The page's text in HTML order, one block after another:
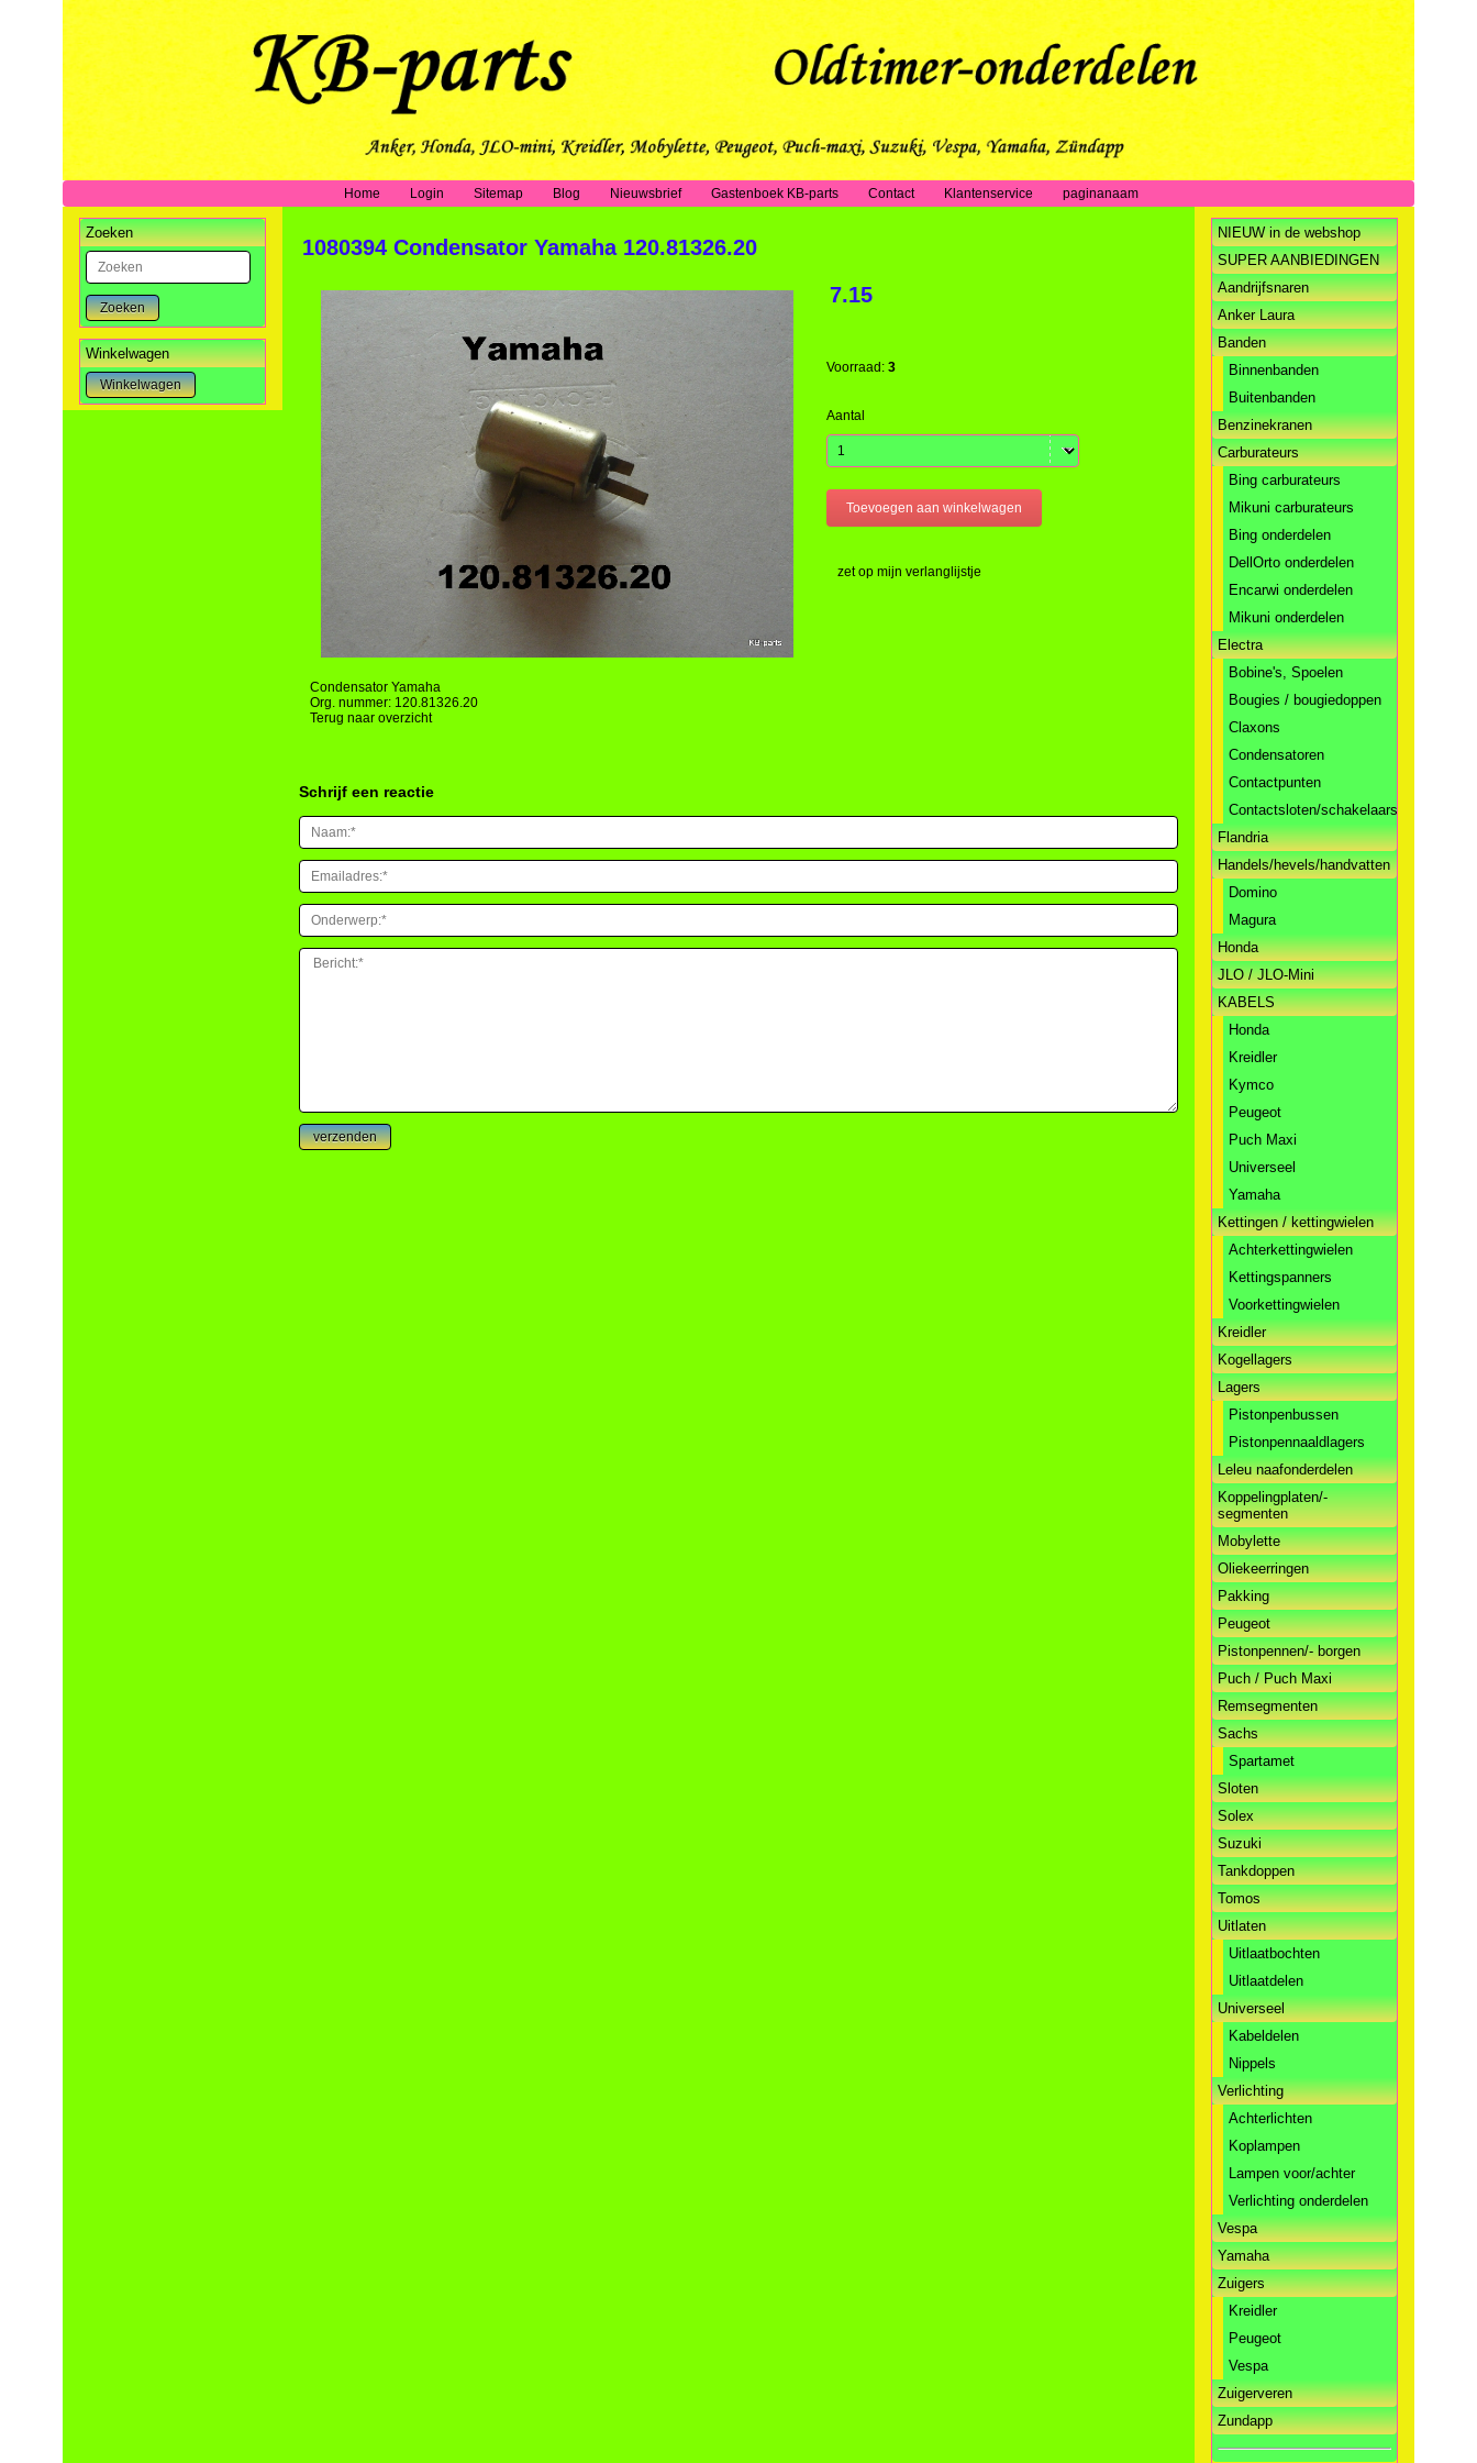
Home Login Sitemap Blog Nieuwsbrief Gastenboek KB-parts Contact Klantenservice paginanaam
Zoeken
Zoeken
Winkelwagen
1080394 Condensator Yamaha 120.81326.20
7.15
Voorraad: 3
Aantal
zet op mijn verlanglijstje
Condensator Yamaha
Org. nummer: 120.81326.20
Terug naar overzicht
Schrijf een reactie
NIEUW in de webshop
SUPER AANBIEDINGEN
Aandrijfsnaren
Anker Laura
Banden
Binnenbanden
Buitenbanden
Benzinekranen
Carburateurs
Bing carburateurs
Mikuni carburateurs
Bing onderdelen
DellOrto onderdelen
Encarwi onderdelen
Mikuni onderdelen
Electra
Bobine's, Spoelen
Bougies / bougiedoppen
Claxons
Condensatoren
Contactpunten
Contactsloten/schakelaars
Flandria
Handels/hevels/handvatten
Domino
Magura
Honda
JLO / JLO-Mini
KABELS
Honda
Kreidler
Kymco
Peugeot
Puch Maxi
Universeel
Yamaha
Kettingen / kettingwielen
Achterkettingwielen
Kettingspanners
Voorkettingwielen
Kreidler
Kogellagers
Lagers
Pistonpenbussen
Pistonpennaaldlagers
Leleu naafonderdelen
Koppelingplaten/-
segmenten
Mobylette
Oliekeerringen
Pakking
Peugeot
Pistonpennen/- borgen
Puch / Puch Maxi
Remsegmenten
Sachs
Spartamet
Sloten
Solex
Suzuki
Tankdoppen
Tomos
Uitlaten
Uitlaatbochten
Uitlaatdelen
Universeel
Kabeldelen
Nippels
Verlichting
Achterlichten
Koplampen
Lampen voor/achter
Verlichting onderdelen
Vespa
Yamaha
Zuigers
Kreidler
Peugeot
Vespa
Zuigerveren
Zundapp